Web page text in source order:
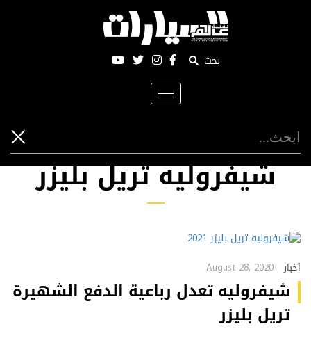
بحث
Toggle
navigation
شيفروليه تريل بليزر
أخبار August 28, 2020
شيفروليه تعدل رباعية الدفع الشهيرة
تريل بليزر